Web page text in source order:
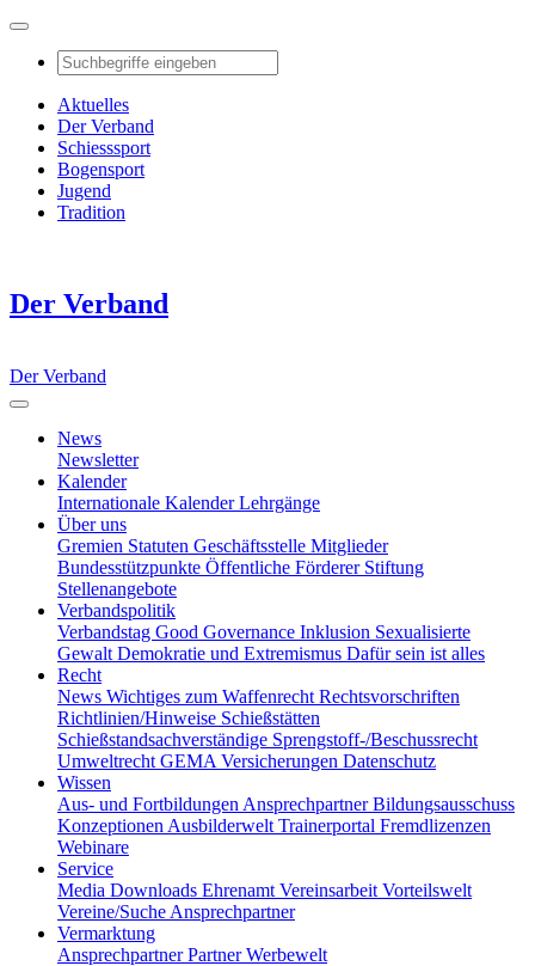
Aktuelles
Der Verband
Schiesssport
Bogensport
Jugend
Tradition
Der Verband
Der Verband
News
Newsletter
Kalender
Internationale KalenderLehrgänge
Über uns
Gremien Statuten Geschäftsstelle Mitglieder
Bundesstützpunkte Öffentliche Förderer Stiftung
Stellenangebote
Verbandspolitik
Verbandstag Good Governance Inklusion Sexualisierte
Gewalt Demokratie und Extremismus Dafür sein ist alles
Recht
News Wichtiges zum Waffenrecht Rechtsvorschriften
Richtlinien/Hinweise Schießstätten
Schießstandsachverständige Sprengstoff-/Beschussrecht
Umweltrecht GEMA Versicherungen Datenschutz
Wissen
Aus- und Fortbildungen AnsprechpartnerBildungsausschuss
Konzeptionen Ausbilderwelt Trainerportal Fremdlizenzen
Webinare
Service
Media Downloads Ehrenamt Vereinsarbeit Vorteilswelt
Vereine/Suche Ansprechpartner
Vermarktung
AnsprechpartnerPartnerWerbewelt